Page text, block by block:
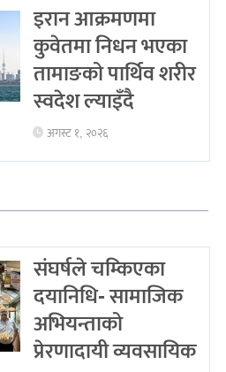
इरान आक्रमणमा
कुवेतमा निधन भएका
तामाङको पार्थिव शरीर
स्वदेश ल्याइँदै
अगस्ट १, २०२६
संघर्षले चम्किएका
दयानिधि- सामाजिक
अभियन्ताको
प्रेरणादायी व्यवसायिक